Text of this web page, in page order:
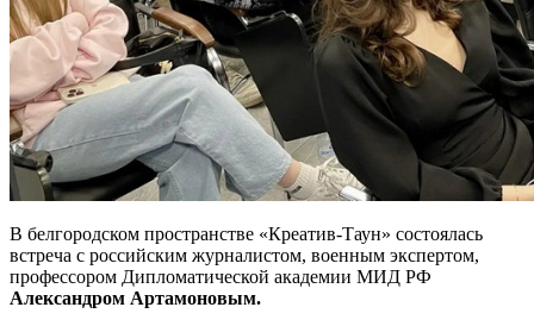
В белгородском пространстве «Креатив-Таун» состоялась
встреча с российским журналистом, военным экспертом,
профессором Дипломатической академии МИД РФ
Александром Артамоновым.